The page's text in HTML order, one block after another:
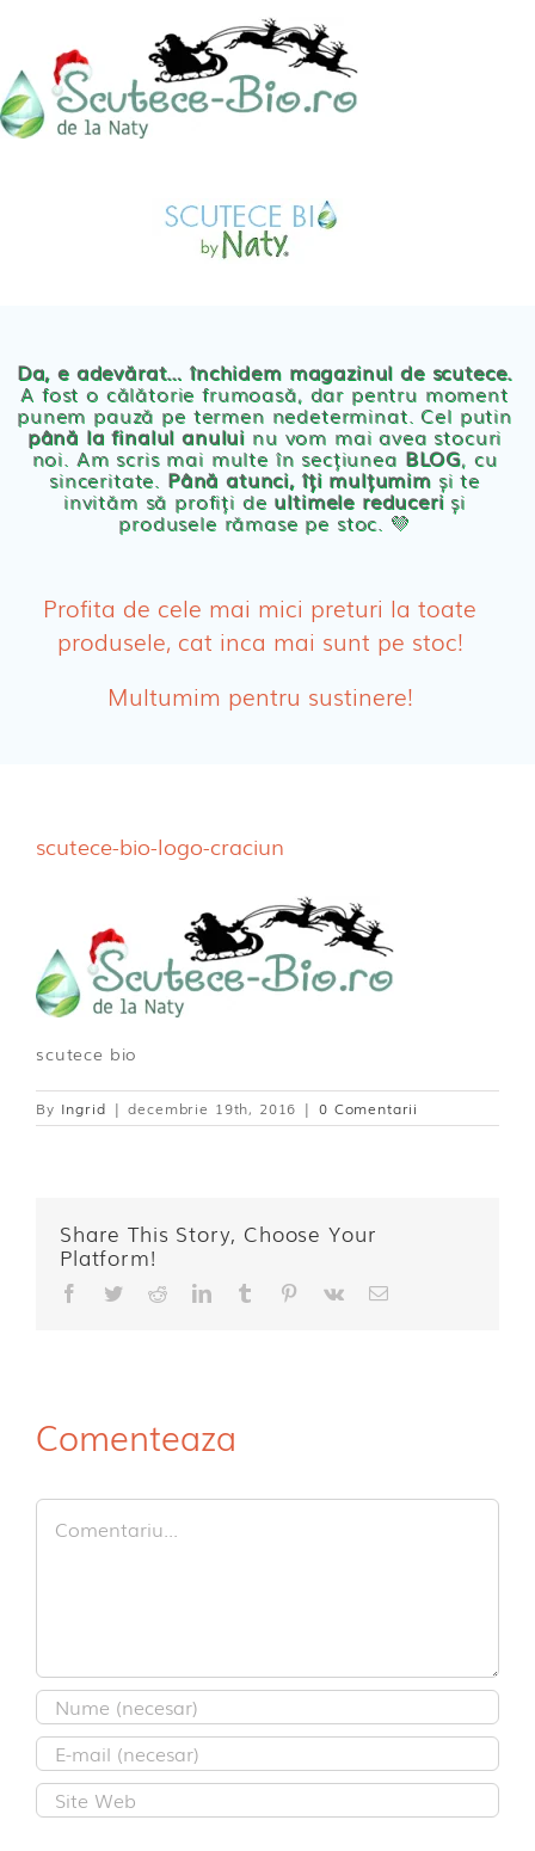
content
PRODUSE BEBE
Servetele umede ecologice
Cosmetice BEBE
Olita Bio Naty
PRODUSE FEMEI
Absorbante Post-Natale
Absorbante Incontinenta Urinara
Da, e adevărat… închidem magazinul de scutece.
A fost o călătorie frumoasă, dar pentru moment
punem pauză pe termen nedeterminat. Cel putin
până la finalul anului nu vom mai avea stocuri
noi. Am scris mai multe în secțiunea BLOG, cu
sinceritate. Până atunci, îți mulțumimși te
invităm să profiți de ultimele reduceriși
produsele rămase pe stoc. 💛
Profita de cele mai mici preturi la toate
produsele, cat inca mai sunt pe stoc!
Multumim pentru sustinere!
scutece-bio-logo-craciun
scutece bio
By Ingrid | decembrie 19th, 2016 | 0 Comentarii
Share This Story, Choose Your
Platform!
Facebook
TwitterRedditLinkedIn
TumblrPinterest
Vk
E-
Comenteaza
Comment